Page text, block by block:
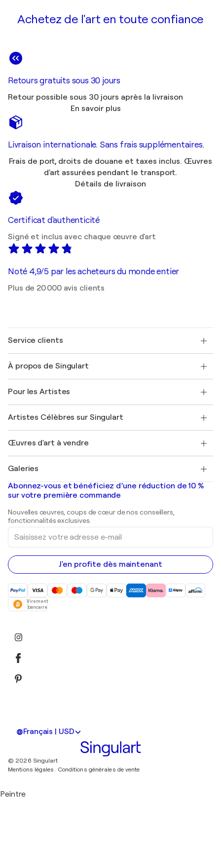
Achetez de l'art en toute confiance
Retours gratuits sous 30 jours
Retour possible sous 30 jours après la livraison
En savoir plus
Livraison internationale. Sans frais supplémentaires.
Frais de port, droits de douane et taxes inclus. Œuvres
d'art assurées pendant le transport.
Détails de livraison
Certificat d'authenticité
Signé et inclus avec chaque œuvre d'art
Noté 4,9/5 par les acheteurs du monde entier
Plus de 20 000 avis clients
Service clients
Expédition
Offrir une carte cadeau
Rejoignez notre programme commercial
Mon compte
+33 1 76 44 06 42
À propos de Singulart
FAQ
Magazine Singulart
Emplois
Découvrez une sélection d'art original
Pour les Artistes
Se connecter en tant qu'Artiste
Artistes Célèbres sur Singulart
Marc Chagall
Banksy
Mr. Brainwash
Shepard Fairey
Œuvres d'art à vendre
Tableaux abstraits à vendre
Peintures de paysage
Estampes
Peintures acryliques
Galeries
Galeries d'art en France
Galeries d'art en Belgique
Abonnez-vous et bénéficiez d’une réduction de 10 %
sur votre première commande
Nouvelles œuvres, coups de cœur de nos conseillers,
fonctionnalités exclusives.
Saisissez
votre
adresse
e-
mail
J'en profite dès maintenant
Virement
bancaire
Français | USD
© 2026 Singulart
Mentions légales. Conditions générales de vente
Peintre